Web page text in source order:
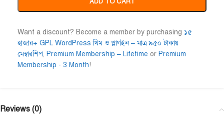
ADD TO CART
Want a discount? Become a member by purchasing ১৫
হাজার+ GPL WordPress থিম ও প্লাগইন – মাত্র ৯৫০ টাকায়
মেম্বারশিপ, Premium Membership – Lifetime or Premium
Membership - 3 Month!
Reviews (0)